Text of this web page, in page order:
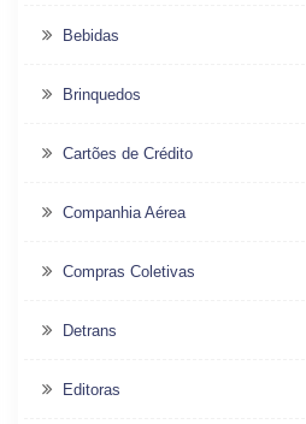
Bebidas
Brinquedos
Cartões de Crédito
Companhia Aérea
Compras Coletivas
Detrans
Editoras